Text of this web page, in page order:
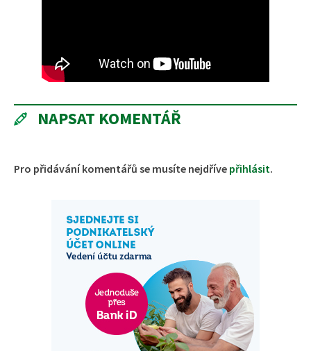
NAPSAT KOMENTÁŘ
Pro přidávání komentářů se musíte nejdříve přihlásit.